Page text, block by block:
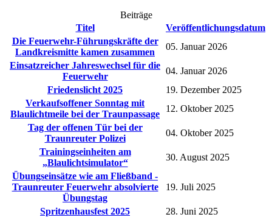
Beiträge
Titel
Veröffentlichungsdatum
Die Feuerwehr-Führungskräfte der
Landkreismitte kamen zusammen
05. Januar 2026
Einsatzreicher Jahreswechsel für die
Feuerwehr
04. Januar 2026
Friedenslicht 2025
19. Dezember 2025
Verkaufsoffener Sonntag mit
Blaulichtmeile bei der Traunpassage
12. Oktober 2025
Tag der offenen Tür bei der
Traunreuter Polizei
04. Oktober 2025
Trainingseinheiten am
„Blaulichtsimulator“
30. August 2025
Übungseinsätze wie am Fließband -
Traunreuter Feuerwehr absolvierte
Übungstag
19. Juli 2025
Spritzenhausfest 2025
28. Juni 2025